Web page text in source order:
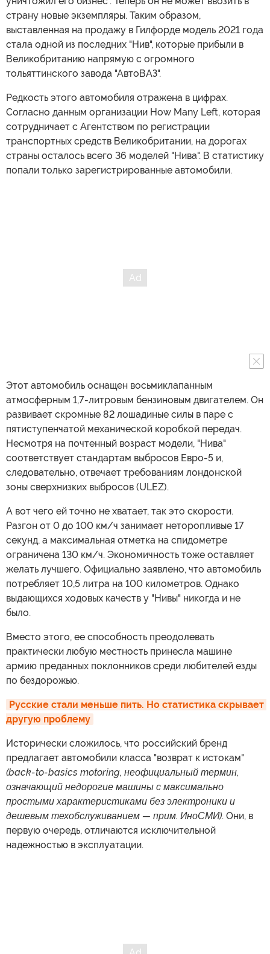
страну новые экземпляры. Таким образом,
выставленная на продажу в Гилфорде модель 2021 года
стала одной из последних "Нив", которые прибыли в
Великобританию напрямую с огромного
тольяттинского завода "АвтоВАЗ".
Редкость этого автомобиля отражена в цифрах.
Согласно данным организации How Many Left, которая
сотрудничает с Агентством по регистрации
транспортных средств Великобритании, на дорогах
страны осталось всего 36 моделей "Нива". В статистику
попали только зарегистрированные автомобили.
Этот автомобиль оснащен восьмиклапанным
атмосферным 1,7-литровым бензиновым двигателем. Он
развивает скромные 82 лошадиные силы в паре с
пятиступенчатой механической коробкой передач.
Несмотря на почтенный возраст модели, "Нива"
соответствует стандартам выбросов Евро-5 и,
следовательно, отвечает требованиям лондонской
зоны сверхнизких выбросов (ULEZ).
А вот чего ей точно не хватает, так это скорости.
Разгон от 0 до 100 км/ч занимает неторопливые 17
секунд, а максимальная отметка на спидометре
ограничена 130 км/ч. Экономичность тоже оставляет
желать лучшего. Официально заявлено, что автомобиль
потребляет 10,5 литра на 100 километров. Однако
выдающихся ходовых качеств у "Нивы" никогда и не
было.
Вместо этого, ее способность преодолевать
практически любую местность принесла машине
армию преданных поклонников среди любителей езды
по бездорожью.
Русские стали меньше пить. Но статистика скрывает
другую проблему
Исторически сложилось, что российский бренд
предлагает автомобили класса "возврат к истокам"
(back-to-basics motoring, неофициальный термин,
означающий недорогие машины с максимально
простыми характеристиками без электроники и
дешевым техобслуживанием — прим. ИноСМИ). Они, в
первую очередь, отличаются исключительной
надежностью в эксплуатации.